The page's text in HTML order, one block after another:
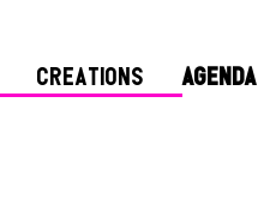
CREATIONS AGENDA